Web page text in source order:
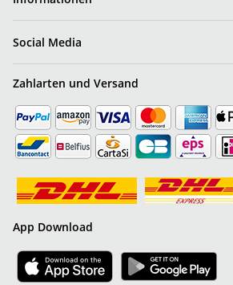
Social Media
Zahlarten und Versand
App Download